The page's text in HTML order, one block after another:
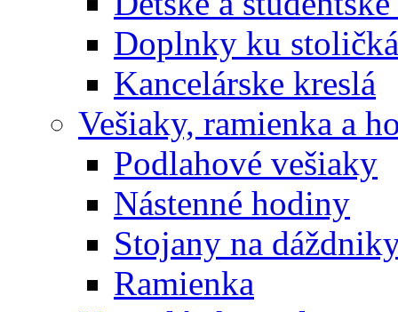
Doplnky ku
Kancelárske kreslá
Vešiaky, ramienka a
Podlahové vešiaky
Nástenné hodiny
Stojany na
Ramienka